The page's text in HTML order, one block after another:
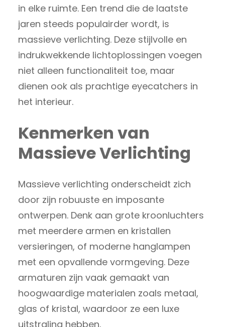
in elke ruimte. Een trend die de laatste
jaren steeds populairder wordt, is
massieve verlichting. Deze stijlvolle en
indrukwekkende lichtoplossingen voegen
niet alleen functionaliteit toe, maar
dienen ook als prachtige eyecatchers in
het interieur.
Kenmerken van
Massieve Verlichting
Massieve verlichting onderscheidt zich
door zijn robuuste en imposante
ontwerpen. Denk aan grote kroonluchters
met meerdere armen en kristallen
versieringen, of moderne hanglampen
met een opvallende vormgeving. Deze
armaturen zijn vaak gemaakt van
hoogwaardige materialen zoals metaal,
glas of kristal, waardoor ze een luxe
uitstraling hebben.